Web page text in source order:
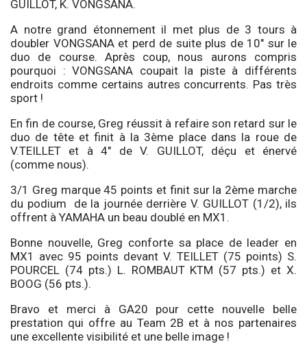
GUILLOT, K. VONGSANA.
A notre grand étonnement il met plus de 3 tours à
doubler VONGSANA et perd de suite plus de 10″ sur le
duo de course. Après coup, nous aurons compris
pourquoi : VONGSANA coupait la piste à différents
endroits comme certains autres concurrents. Pas très
sport !
En fin de course, Greg réussit à refaire son retard sur le
duo de tête et finit à la 3ème place dans la roue de
V.TEILLET et à 4″ de V. GUILLOT, déçu et énervé
(comme nous).
3/1 Greg marque 45 points et finit sur la 2ème marche
du podium de la journée derrière V. GUILLOT (1/2), ils
offrent à YAMAHA un beau doublé en MX1.
Bonne nouvelle, Greg conforte sa place de leader en
MX1 avec 95 points devant V. TEILLET (75 points) S.
POURCEL (74 pts.) L. ROMBAUT KTM (57 pts.) et X.
BOOG (56 pts.).
Bravo et merci à GA20 pour cette nouvelle belle
prestation qui offre au Team 2B et à nos partenaires
une excellente visibilité et une belle image !